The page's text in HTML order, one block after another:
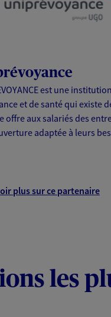
est une
et de santé qui existe
offre aux salariés des
adaptée à leurs
plus sur ce partenaire
les